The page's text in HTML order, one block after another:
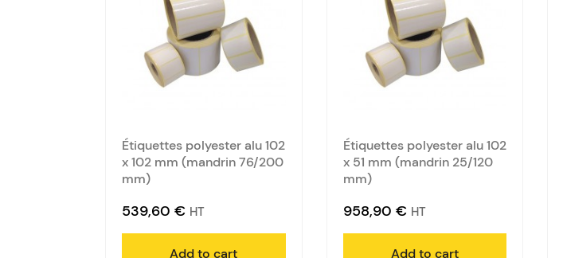
Étiquettes polyester alu 102
x 102 mm (mandrin 76/200
mm)
539,60 € HT
Add to cart
Étiquettes polyester alu 102
x 51 mm (mandrin 25/120
mm)
958,90 € HT
Add to cart